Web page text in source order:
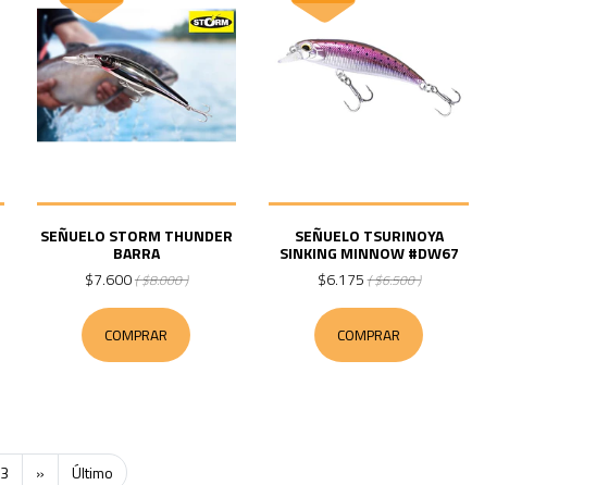
SEÑUELO STORM THUNDER
BARRA
$7.600( $8.000 )
COMPRAR
SEÑUELO TSURINOYA
SINKING MINNOW #DW67
$6.175( $6.500 )
COMPRAR
3 » Último